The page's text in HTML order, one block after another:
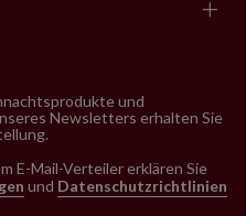
und
Newsletters erhalten Sie
E-Mail-Verteiler erklären Sie
und Datenschutzrichtlinien